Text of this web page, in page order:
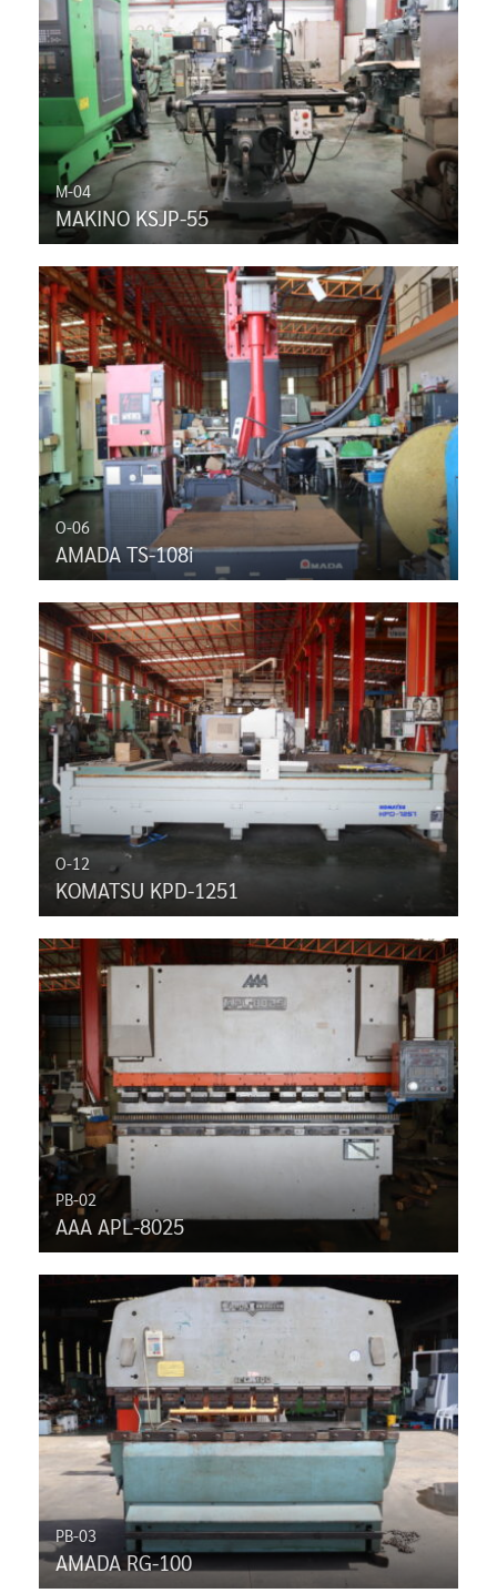
M-04
MAKINO KSJP-55
O-06
AMADA TS-108i
O-12
KOMATSU KPD-1251
PB-02
AAA APL-8025
PB-03
AMADA RG-100